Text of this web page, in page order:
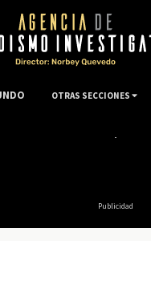
Publicidad
OTRAS SECCIONES